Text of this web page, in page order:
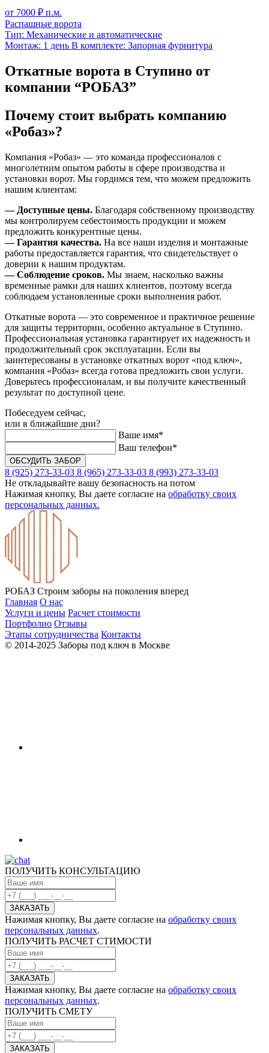
от 7000 ₽ п.м.
Распашные ворота
Тип: Механические и автоматические
Монтаж: 1 день В комплекте: Запорная фурнитура
Откатные ворота в Ступино от
компании “РОБАЗ”
Почему стоит выбрать компанию
«Робаз»?
Компания «Робаз» — это команда профессионалов с
многолетним опытом работы в сфере производства и
установки ворот. Мы гордимся тем, что можем предложить
нашим клиентам:
— Доступные цены. Благодаря собственному производству
мы контролируем себестоимость продукции и можем
предложить конкурентные цены.
— Гарантия качества. На все наши изделия и монтажные
работы предоставляется гарантия, что свидетельствует о
доверии к нашим продуктам.
— Соблюдение сроков. Мы знаем, насколько важны
временные рамки для наших клиентов, поэтому всегда
соблюдаем установленные сроки выполнения работ.
Откатные ворота — это современное и практичное решение
для защиты территории, особенно актуальное в Ступино.
Профессиональная установка гарантирует их надежность и
продолжительный срок эксплуатации. Если вы
заинтересованы в установке откатных ворот «под ключ»,
компания «Робаз» всегда готова предложить свои услуги.
Доверьтесь профессионалам, и вы получите качественный
результат по доступной цене.
Побеседуем сейчас,
или в ближайшие дни?
Ваше имя*
Ваш телефон*
8 (925) 273-33-03 8 (965) 273-33-03 8 (993) 273-33-03
Не откладывайте вашу безопасность на потом
Нажимая кнопку, Вы даете согласие на обработку своих
персональных данных.
РОБАЗ Строим заборы на поколения вперед
Главная О нас
Услуги и цены Расчет стоимости
Портфолио Отзывы
Этапы сотрудничества Контакты
© 2014-2025 Заборы под ключ в Москве
ПОЛУЧИТЬ КОНСУЛЬТАЦИЮ
Нажимая кнопку, Вы даете согласие на обработку своих
персональных данных.
ПОЛУЧИТЬ РАСЧЕТ СТИМОСТИ
Нажимая кнопку, Вы даете согласие на обработку своих
персональных данных.
ПОЛУЧИТЬ СМЕТУ